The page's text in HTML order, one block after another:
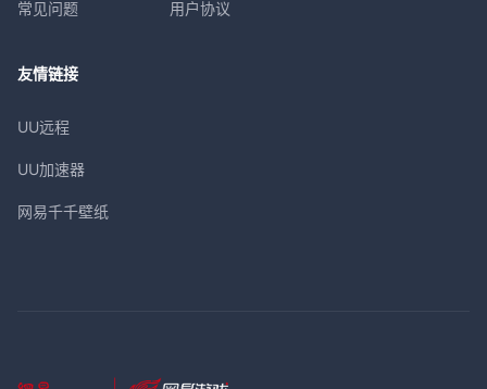
常见问题 用户协议
友情链接
UU远程
UU加速器
网易千千壁纸